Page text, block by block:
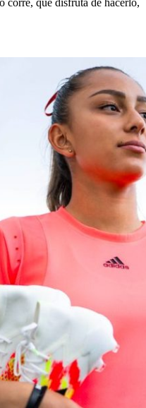
corre, que disfruta de hacerlo,